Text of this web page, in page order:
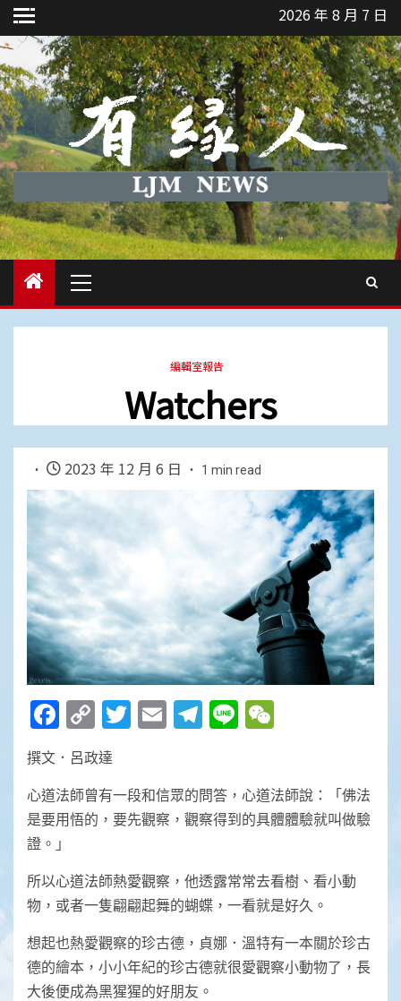
Skip
to
content
2026 年 8 月 7 日
Menu
編輯室報告
Watchers
2023 年 12 月 6 日 1 min read
Facebook
Copy
Link
Twitter
EmailTelegram
Line
撰文．呂政達
心道法師曾有一段和信眾的問答，心道法師說：「佛法
是要用悟的，要先觀察，觀察得到的具體體驗就叫做驗
證。」
所以心道法師熱愛觀察，他透露常常去看樹、看小動
物，或者一隻翩翩起舞的蝴蝶，一看就是好久。
想起也熱愛觀察的珍古德，貞娜．溫特有一本關於珍古
德的繪本，小小年紀的珍古德就很愛觀察小動物了，長
大後便成為黑猩猩的好朋友。